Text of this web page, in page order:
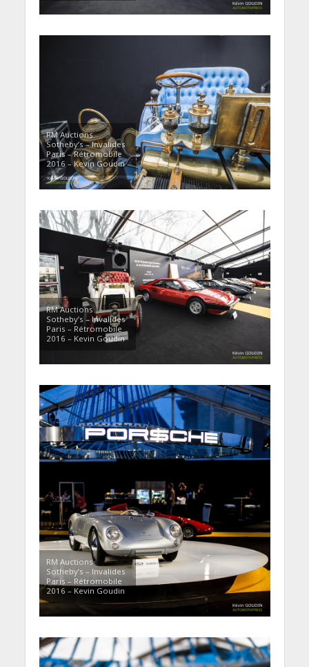
RM Auctions
Sotheby’s – Invalides
Paris – Rétromobile
2016 – Kevin Goudin
RM Auctions
Sotheby’s – Invalides
Paris – Rétromobile
2016 – Kevin Goudin
RM Auctions
Sotheby’s – Invalides
Paris – Rétromobile
2016 – Kevin Goudin